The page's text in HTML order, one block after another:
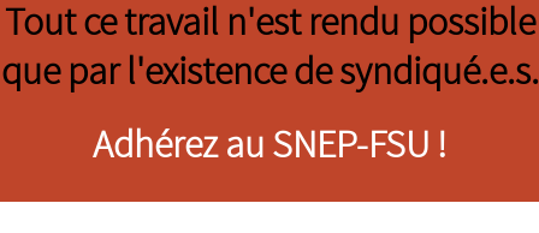
Tout ce travail n'est rendu possible
que par l'existence de syndiqué.e.s.
Adhérez au SNEP-FSU !